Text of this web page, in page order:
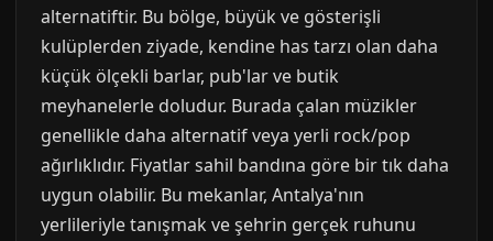
alternatiftir. Bu bölge, büyük ve gösterişli
kulüplerden ziyade, kendine has tarzı olan daha
küçük ölçekli barlar, pub'lar ve butik
meyhanelerle doludur. Burada çalan müzikler
genellikle daha alternatif veya yerli rock/pop
ağırlıklıdır. Fiyatlar sahil bandına göre bir tık daha
uygun olabilir. Bu mekanlar, Antalya'nın
yerlileriyle tanışmak ve şehrin gerçek ruhunu